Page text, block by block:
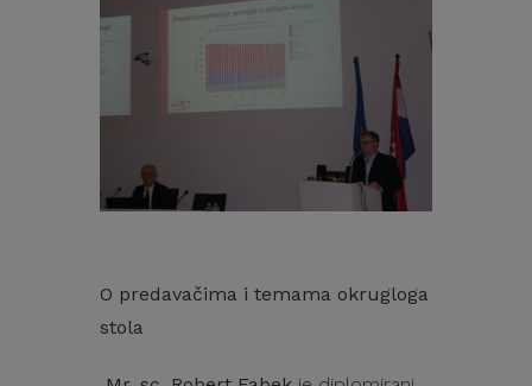
O predavačima i temama okrugloga
stola